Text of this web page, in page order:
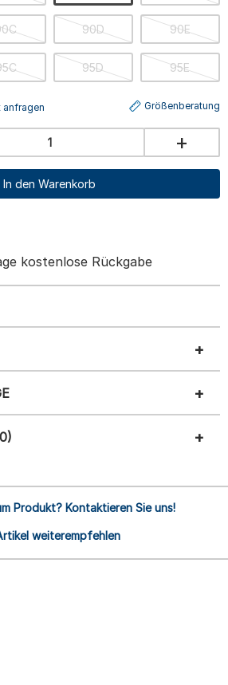
90D 90E
95D 95E
anfragen Größenberatung
+
In den Warenkorb
kostenlose Rückgabe
Produkt? Kontaktieren Sie uns!
weiterempfehlen